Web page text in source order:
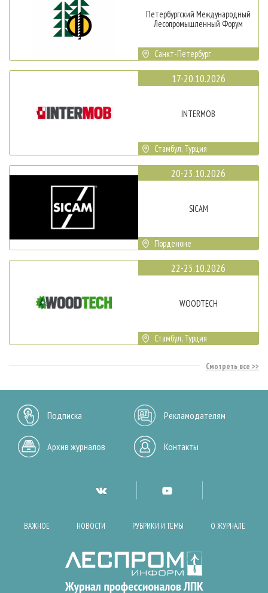
Петербургский Международный
Лесопромышленный Форум
Санкт-Петербург
17-20.10.2026
INTERMOB
Стамбул, Турция
20-23.10.2026
SICAM
Порденоне
22-25.10.2026
WOODTECH
Стамбул, Турция
Смотреть все
Подписка Рекламодателям
Архив журналов Контакты
ВАЖНОЕ НОВОСТИ РУБРИКИ И ТЕМЫ О ЖУРНАЛЕ